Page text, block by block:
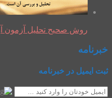
روش صحیح تحلیل آزمون
خبرنامه
ثبت ایمیل در خبرنامه